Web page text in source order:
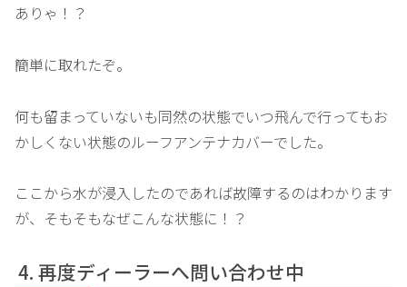
ありゃ！？
簡単に取れたぞ。
何も留まっていないも同然の状態でいつ飛んで行ってもお
かしくない状態のルーフアンテナカバーでした。
ここから水が浸入したのであれば故障するのはわかります
が、そもそもなぜこんな状態に！？
再度ディーラーへ問い合わせ中